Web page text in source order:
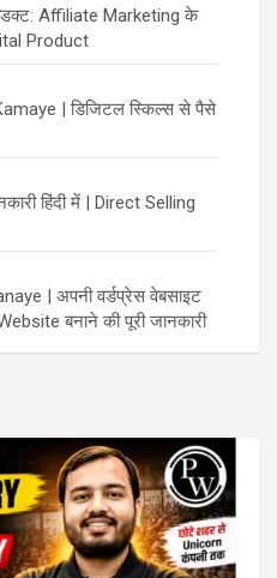
Affiliate Marketing के
Product
| डिजिटल स्किल्स से पैसे
हिंदी में | Direct Selling
| अपनी वर्डप्रेस वेबसाइट
बनाने की पूरी जानकारी